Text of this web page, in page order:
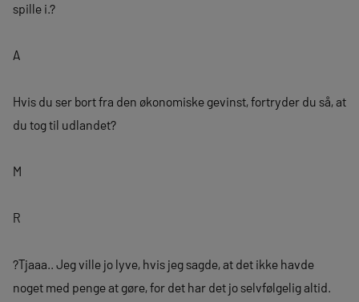
spille i.?
A
Hvis du ser bort fra den økonomiske gevinst, fortryder du så, at
du tog til udlandet?
M
R
?Tjaaa.. Jeg ville jo lyve, hvis jeg sagde, at det ikke havde
noget med penge at gøre, for det har det jo selvfølgelig altid.